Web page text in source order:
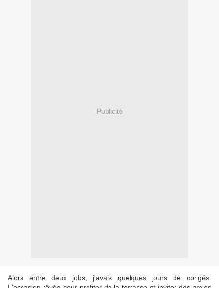
Publicité
Alors entre deux jobs, j'avais quelques jours de congés.